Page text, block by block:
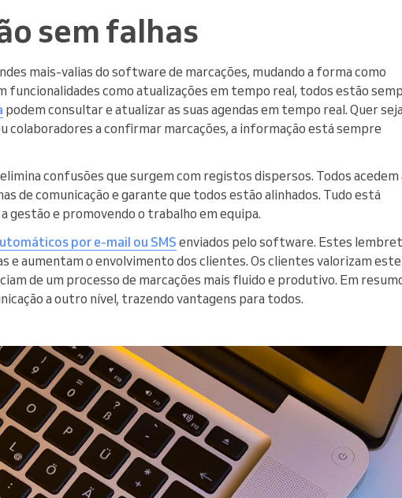
sem falhas
mais-valias do software de marcações, mudando a forma como
funcionalidades como atualizações em tempo real, todos estão
podem consultar e atualizar as suas agendas em tempo real. Quer
colaboradores a confirmar marcações, a informação está sempre
confusões que surgem com registos dispersos. Todos acedem
de comunicação e garante que todos estão alinhados. Tudo está
gestão e promovendo o trabalho em equipa.
por e-mail ou SMSenviados pelo software. Estes
e aumentam o envolvimento dos clientes. Os clientes valorizam este
de um processo de marcações mais fluido e produtivo. Em
a outro nível, trazendo vantagens para todos.